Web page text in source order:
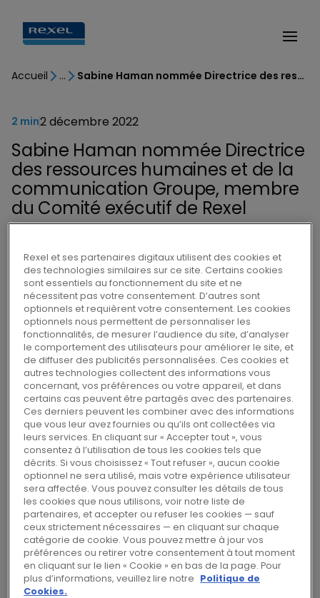
Accueil Sabine Haman nommée Directrice des ressources humaines et de la communication Groupe, membre du Comité exécutif de Rexel
Sabine Haman nommée Directrice
des ressources humaines et de la
communication Groupe, membre
du Comité exécutif de Rexel
2 min2 décembre 2022
Rexel annonce la nomination de Sabine
Haman en qualité de Directrice des
Ressources Humaines et de la
Communication Groupe et membre du
Comité exécutif, à compter du 1er
décembre 2022.
A ce poste, elle aura pour mission de piloter
les initiatives RH nécessaires au succès de la
stratégie PowerUp 2025 du Groupe.
Guillaume Texier, Directeur Général de Rexel, a
déclaré :
« L’expérience de Sabine Haman dans le
Rexel et ses partenaires digitaux utilisent des cookies et
des technologies similaires sur ce site. Certains cookies
sont essentiels au fonctionnement du site et ne
nécessitent pas votre consentement. D’autres sont
optionnels et requièrent votre consentement. Les cookies
optionnels nous permettent de personnaliser les
fonctionnalités, de mesurer l’audience du site, d’analyser
le comportement des utilisateurs pour améliorer le site, et
de diffuser des publicités personnalisées. Ces cookies et
autres technologies collectent des informations vous
concernant, vos préférences ou votre appareil, et dans
certains cas peuvent être partagés avec des partenaires.
Ces derniers peuvent les combiner avec des informations
que vous leur avez fournies ou qu’ils ont collectées via
leurs services. En cliquant sur « Accepter tout », vous
consentez à l’utilisation de tous les cookies tels que
décrits. Si vous choisissez « Tout refuser », aucun cookie
optionnel ne sera utilisé, mais votre expérience utilisateur
sera affectée. Vous pouvez consulter les détails de tous
les cookies que nous utilisons, voir notre liste de
partenaires, et accepter ou refuser les cookies — sauf
ceux strictement nécessaires — en cliquant sur chaque
catégorie de cookie. Vous pouvez mettre à jour vos
préférences ou retirer votre consentement à tout moment
en cliquant sur le lien « Cookie » en bas de la page. Pour
plus d’informations, veuillez lire notre Politique de
Cookies.